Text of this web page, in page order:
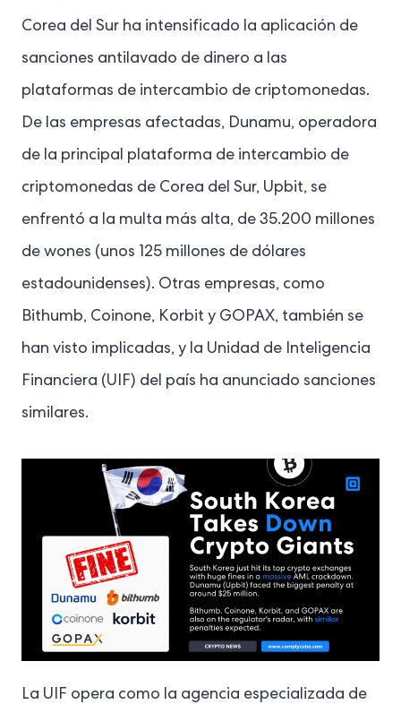
Corea del Sur ha intensificado la aplicación de
sanciones antilavado de dinero a las
plataformas de intercambio de criptomonedas.
De las empresas afectadas, Dunamu, operadora
de la principal plataforma de intercambio de
criptomonedas de Corea del Sur, Upbit, se
enfrentó a la multa más alta, de 35.200 millones
de wones (unos 125 millones de dólares
estadounidenses). Otras empresas, como
Bithumb, Coinone, Korbit y GOPAX, también se
han visto implicadas, y la Unidad de Inteligencia
Financiera (UIF) del país ha anunciado sanciones
similares.
La UIF opera como la agencia especializada de